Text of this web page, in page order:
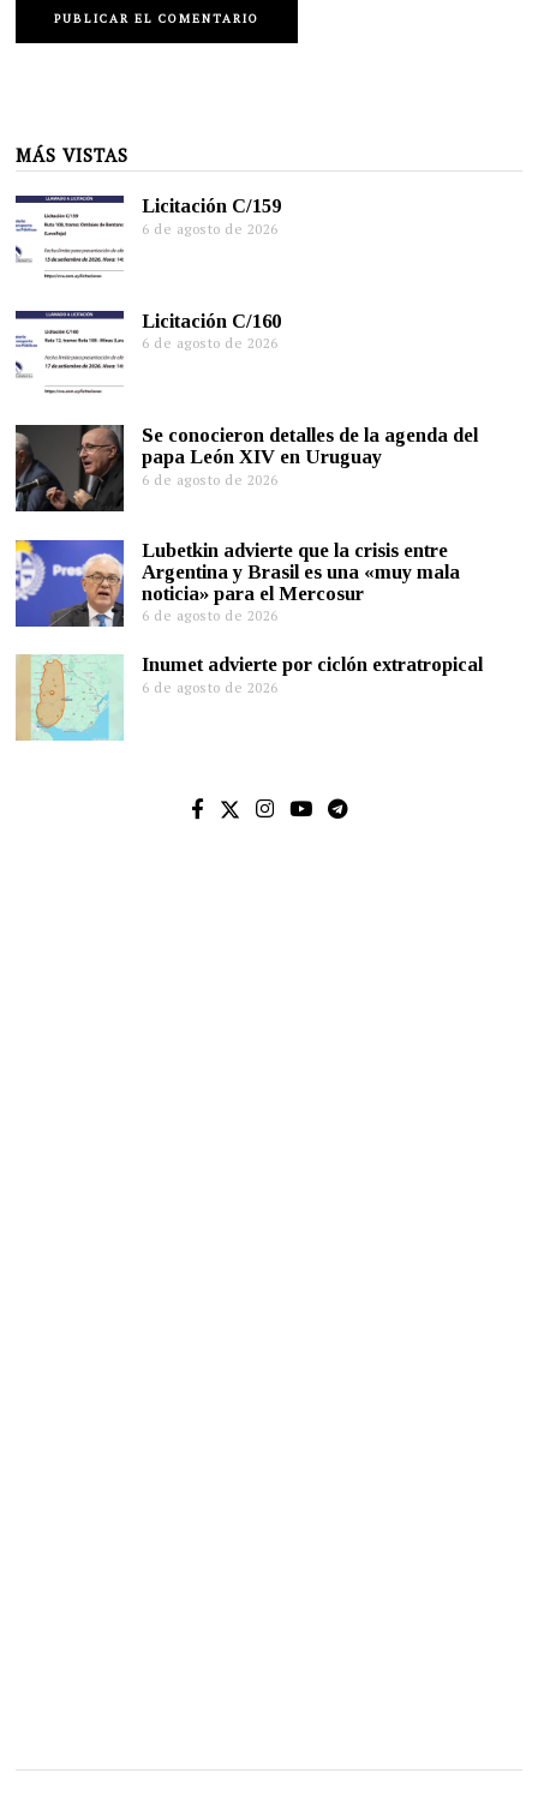
MÁS VISTAS
Licitación C/159
6 de agosto de 2026
Licitación C/160
6 de agosto de 2026
Se conocieron detalles de la agenda del
papa León XIV en Uruguay
6 de agosto de 2026
Lubetkin advierte que la crisis entre
Argentina y Brasil es una «muy mala
noticia» para el Mercosur
6 de agosto de 2026
Inumet advierte por ciclón extratropical
6 de agosto de 2026